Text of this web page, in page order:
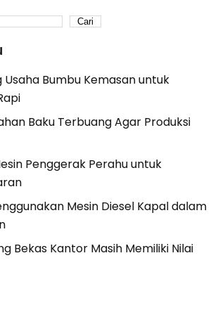
Cari
Bumbu Kemasan untuk
Baku Terbuang Agar Produksi
Penggerak Perahu untuk
Mesin Diesel Kapal dalam
Bekas Kantor Masih Memiliki Nilai